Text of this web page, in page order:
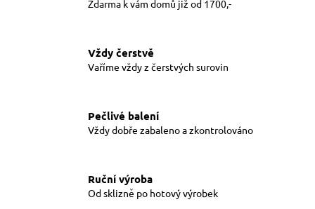
Zdarma k vám domů již od 1700,-
Vždy čerstvě
Vaříme vždy z čerstvých surovin
Pečlivé balení
Vždy dobře zabaleno a zkontrolováno
Ruční výroba
Od sklizně po hotový výrobek